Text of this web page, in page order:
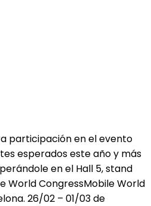
participación en el evento
esperados este año y más
en el Hall 5, stand
World CongressMobile World
​​26/02 – 01/03 de